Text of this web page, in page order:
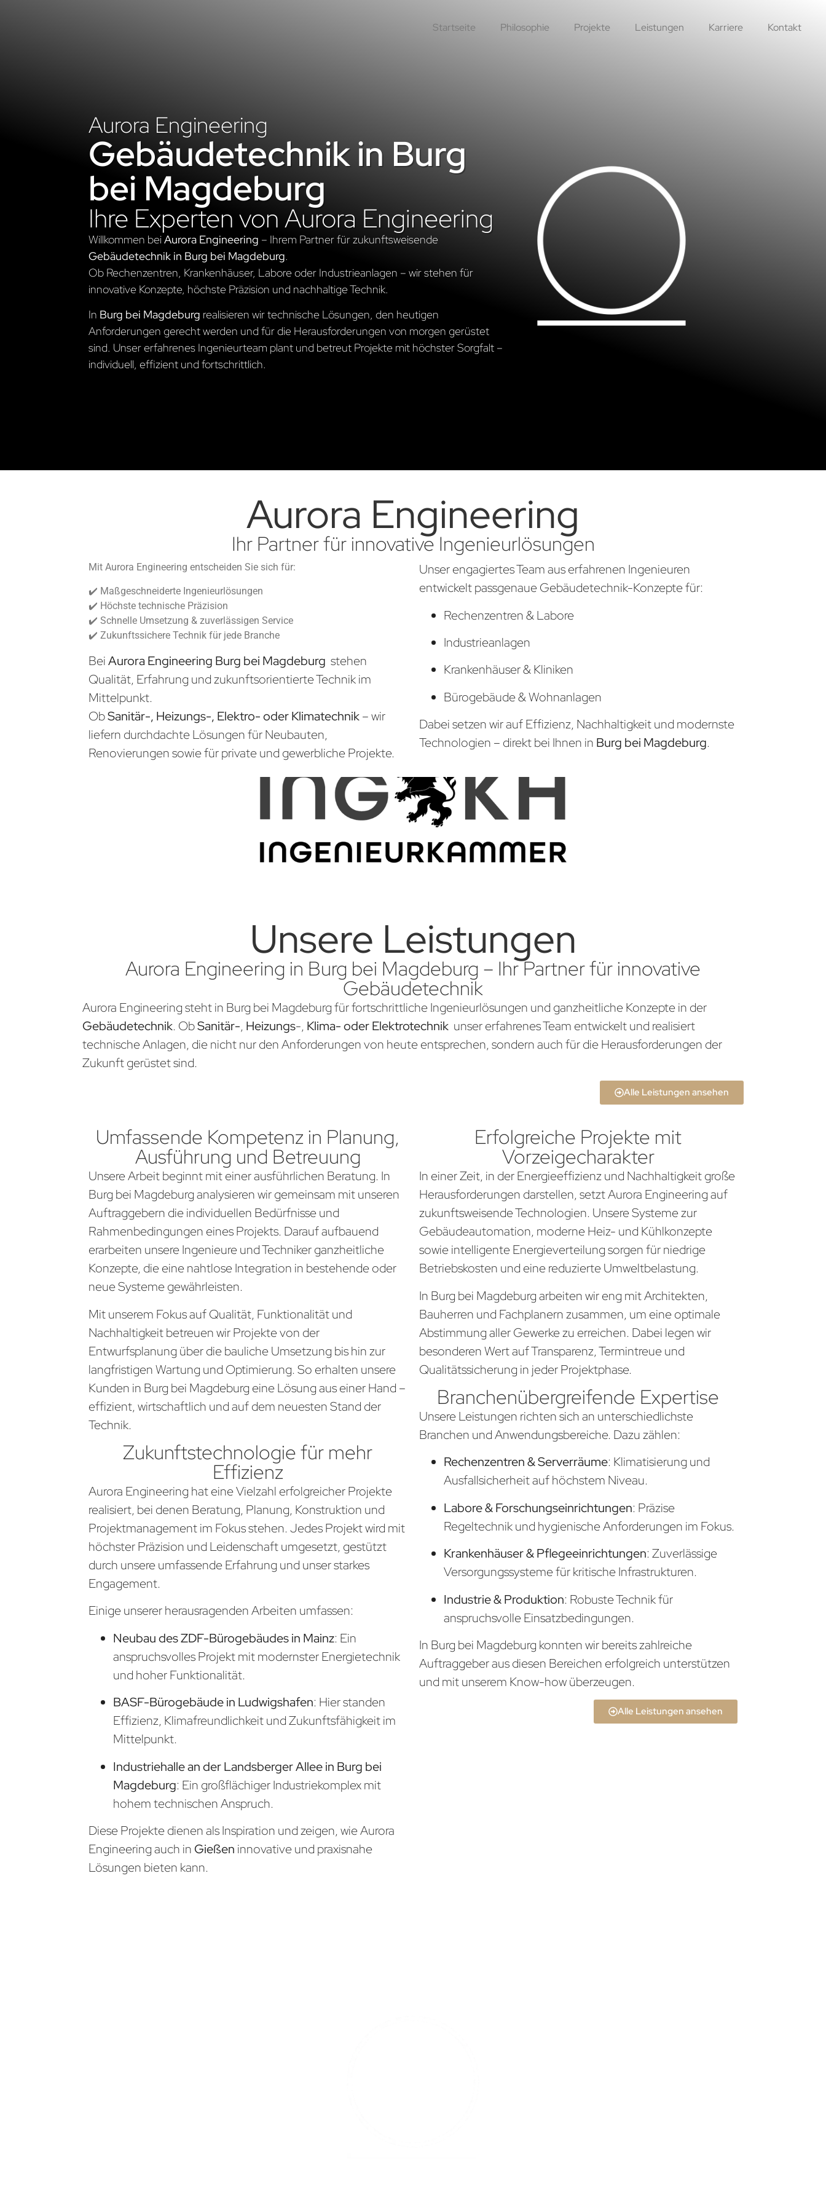
Startseite Philosophie Projekte Leistungen Karriere Kontakt
Aurora Engineering
Gebäudetechnik in Burg
bei Magdeburg
Ihre Experten von Aurora Engineering
Willkommen beiAurora Engineering – Ihrem Partner für zukunftsweisende
Gebäudetechnik in Burg bei Magdeburg.
Ob Rechenzentren, Krankenhäuser, Labore oder Industrieanlagen – wir stehen für
innovative Konzepte, höchste Präzision und nachhaltige Technik.
In Burg bei Magdeburg realisieren wir technische Lösungen, den heutigen
Anforderungen gerecht werden und für die Herausforderungen von morgen gerüstet
sind. Unser erfahrenes Ingenieurteam plant und betreut Projekte mit höchster Sorgfalt –
individuell, effizient und fortschrittlich.
Aurora Engineering
Ihr Partner für innovative Ingenieurlösungen
Mit Aurora Engineering entscheiden Sie sich für:
✔️ Maßgeschneiderte Ingenieurlösungen
✔️ Höchste technische Präzision
✔️ Schnelle Umsetzung & zuverlässigen Service
✔️ Zukunftssichere Technik für jede Branche
BeiAurora Engineering Burg bei Magdeburg stehen
Qualität, Erfahrung und zukunftsorientierte Technik im
Mittelpunkt.
ObSanitär-, Heizungs-, Elektro- oder Klimatechnik– wir
liefern durchdachte Lösungen für Neubauten,
Renovierungen sowie für private und gewerbliche Projekte.
Unser engagiertes Team aus erfahrenen Ingenieuren
entwickelt passgenaue Gebäudetechnik-Konzepte für:
Rechenzentren & Labore
Industrieanlagen
Krankenhäuser & Kliniken
Bürogebäude & Wohnanlagen
Dabei setzen wir auf Effizienz, Nachhaltigkeit und modernste
Technologien – direkt bei Ihnen in Burg bei Magdeburg.
Unsere Leistungen
Aurora Engineering in Burg bei Magdeburg – Ihr Partner für innovative
Gebäudetechnik
Aurora Engineering steht in Burg bei Magdeburg für fortschrittliche Ingenieurlösungen und ganzheitliche Konzepte in der
Gebäudetechnik. ObSanitär-, Heizungs-, Klima- oder Elektrotechnik unser erfahrenes Team entwickelt und realisiert
technische Anlagen, die nicht nur den Anforderungen von heute entsprechen, sondern auch für die Herausforderungen der
Zukunft gerüstet sind.
Alle Leistungen ansehen
Umfassende Kompetenz in Planung,
Ausführung und Betreuung
Unsere Arbeit beginnt mit einer ausführlichen Beratung. In
Burg bei Magdeburg analysieren wir gemeinsam mit unseren
Auftraggebern die individuellen Bedürfnisse und
Rahmenbedingungen eines Projekts. Darauf aufbauend
erarbeiten unsere Ingenieure und Techniker ganzheitliche
Konzepte, die eine nahtlose Integration in bestehende oder
neue Systeme gewährleisten.
Mit unserem Fokus auf Qualität, Funktionalität und
Nachhaltigkeit betreuen wir Projekte von der
Entwurfsplanung über die bauliche Umsetzung bis hin zur
langfristigen Wartung und Optimierung. So erhalten unsere
Kunden in Burg bei Magdeburg eine Lösung aus einer Hand –
effizient, wirtschaftlich und auf dem neuesten Stand der
Technik.
Zukunftstechnologie für mehr
Effizienz
Aurora Engineering hat eine Vielzahl erfolgreicher Projekte
realisiert, bei denen Beratung, Planung, Konstruktion und
Projektmanagement im Fokus stehen. Jedes Projekt wird mit
höchster Präzision und Leidenschaft umgesetzt, gestützt
durch unsere umfassende Erfahrung und unser starkes
Engagement.
Einige unserer herausragenden Arbeiten umfassen:
Neubau des ZDF-Bürogebäudes in Mainz: Ein
anspruchsvolles Projekt mit modernster Energietechnik
und hoher Funktionalität.
BASF-Bürogebäude in Ludwigshafen: Hier standen
Effizienz, Klimafreundlichkeit und Zukunftsfähigkeit im
Mittelpunkt.
Industriehalle an der Landsberger Allee in Burg bei
Magdeburg: Ein großflächiger Industriekomplex mit
hohem technischen Anspruch.
Diese Projekte dienen als Inspiration und zeigen, wie Aurora
Engineering auch in Gießen innovative und praxisnahe
Lösungen bieten kann.
Erfolgreiche Projekte mit
Vorzeigecharakter
In einer Zeit, in der Energieeffizienz und Nachhaltigkeit große
Herausforderungen darstellen, setzt Aurora Engineering auf
zukunftsweisende Technologien. Unsere Systeme zur
Gebäudeautomation, moderne Heiz- und Kühlkonzepte
sowie intelligente Energieverteilung sorgen für niedrige
Betriebskosten und eine reduzierte Umweltbelastung.
In Burg bei Magdeburg arbeiten wir eng mit Architekten,
Bauherren und Fachplanern zusammen, um eine optimale
Abstimmung aller Gewerke zu erreichen. Dabei legen wir
besonderen Wert auf Transparenz, Termintreue und
Qualitätssicherung in jeder Projektphase.
Branchenübergreifende Expertise
Unsere Leistungen richten sich an unterschiedlichste
Branchen und Anwendungsbereiche. Dazu zählen:
Rechenzentren & Serverräume: Klimatisierung und
Ausfallsicherheit auf höchstem Niveau.
Labore & Forschungseinrichtungen: Präzise
Regeltechnik und hygienische Anforderungen im Fokus.
Krankenhäuser & Pflegeeinrichtungen: Zuverlässige
Versorgungssysteme für kritische Infrastrukturen.
Industrie & Produktion: Robuste Technik für
anspruchsvolle Einsatzbedingungen.
In Burg bei Magdeburg konnten wir bereits zahlreiche
Auftraggeber aus diesen Bereichen erfolgreich unterstützen
und mit unserem Know-how überzeugen.
Alle Leistungen ansehen